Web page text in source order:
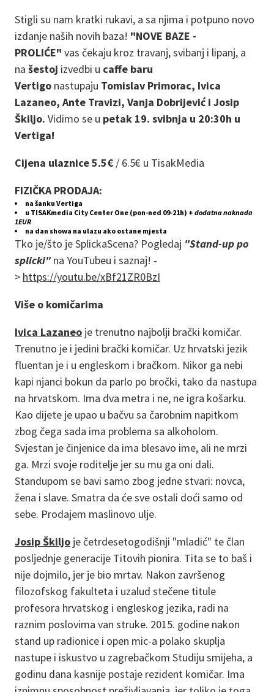
Stigli su nam kratki rukavi, a sa njima i potpuno novo
izdanje naših novih baza! "NOVE BAZE -
PROLIĆE" vas čekaju kroz travanj, svibanj i lipanj, a
na šestoj izvedbi u caffe baru
Vertigo nastupaju Tomislav Primorac, Ivica
Lazaneo, Ante Travizi, Vanja Dobrijević i Josip
Škiljo. Vidimo se u petak 19. svibnja u 20:30h u
Vertiga!
Cijena ulaznice 5.5€ / 6.5€ u TisakMedia
FIZIČKA PRODAJA:
na šanku Vertiga
u TISAKmedia City Center One (pon-ned 09-21h) + dodatna naknada
1EUR
na dan showa na ulazu ako ostane mjesta
Tko je/što je SplickaScena? Pogledaj "Stand-up po
splicki"na YouTubeu i saznaj! -
> https://youtu.be/xBf21ZR0BzI
Više o komičarima
Ivica Lazaneo je trenutno najbolji brački komičar.
Trenutno je i jedini brački komičar. Uz hrvatski jezik
fluentan je i u engleskom i bračkom. Nikor ga nebi
kapi njanci bokun da parlo po bročki, tako da nastupa
na hrvatskom. Ima dva metra i ne, ne igra košarku.
Kao dijete je upao u bačvu sa čarobnim napitkom
zbog čega sada ima problema sa alkoholom.
Svjestan je činjenice da ima blesavo ime, ali ne mrzi
ga. Mrzi svoje roditelje jer su mu ga oni dali.
Standupom se bavi samo zbog jedne stvari: novca,
žena i slave. Smatra da će sve ostali doći samo od
sebe. Prodajem maslinovo ulje.
Josip Škiljo je četrdesetogodišnji "mladić" te član
posljednje generacije Titovih pionira. Tita se to baš i
nije dojmilo, jer je bio mrtav. Nakon završenog
filozofskog fakulteta i uzalud stečene titule
profesora hrvatskog i engleskog jezika, radi na
raznim poslovima van struke. 2015. godine nakon
stand up radionice i open mic-a polako skuplja
nastupe i iskustvo u zagrebačkom Studiju smijeha, a
godinu dana kasnije postaje rezident komičar. Ima